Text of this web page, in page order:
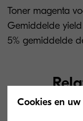
Toner magenta
Gemiddelde
5% gemiddelde
Cookies en